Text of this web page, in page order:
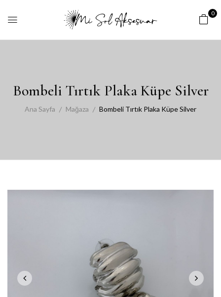
0
Bombeli Tırtık Plaka Küpe Silver
Ana Sayfa Mağaza Bombeli Tırtık Plaka Küpe Silver